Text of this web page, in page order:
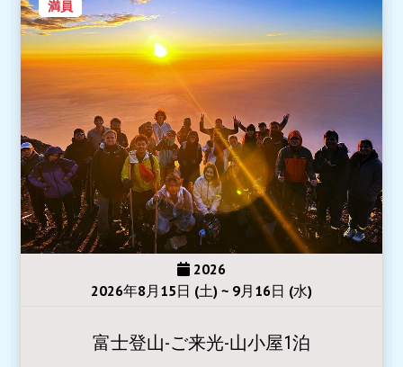
満員
2026
2026年8月15日 (土) ~ 9月16日 (水)
富士登山-ご来光-山小屋1泊